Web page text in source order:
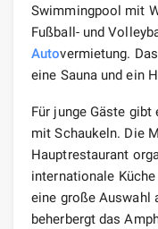
Swimmingpool mit
Fußball- und
Autovermietung.
eine Sauna und ein
Für junge Gäste gibt
mit Schaukeln. Die
Hauptrestaurant
internationale
eine große Auswahl
beherbergt das